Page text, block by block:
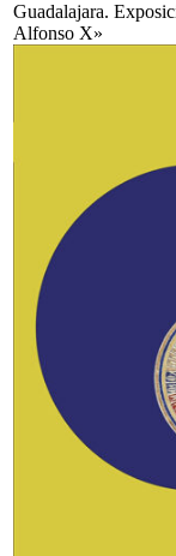
Guadalajara.
Alfonso X»